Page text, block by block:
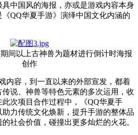
中国风的海报，亦或是游戏内容本身
QQ华夏手游》演绎中国文化内涵的
间以上古神兽为题材进行倒计时海报
创作
内容，到一直以来的外部宣发，都着
说、神兽等特色元素的多次运用，收
次项目合作过程中，《QQ华夏手
力传统文化焕新，提升手游的整体品
社会价值，碰撞出更多灿烂的火花。